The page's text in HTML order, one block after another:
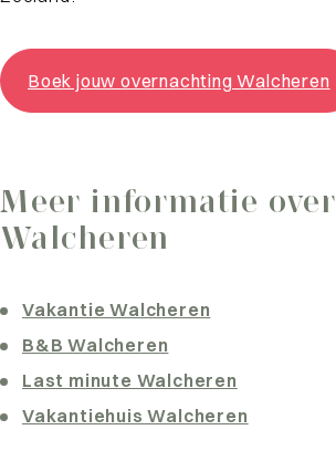
Boek jouw overnachting Walcheren
Meer informatie over
Walcheren
Vakantie Walcheren
B&B Walcheren
Last minute Walcheren
Vakantiehuis Walcheren